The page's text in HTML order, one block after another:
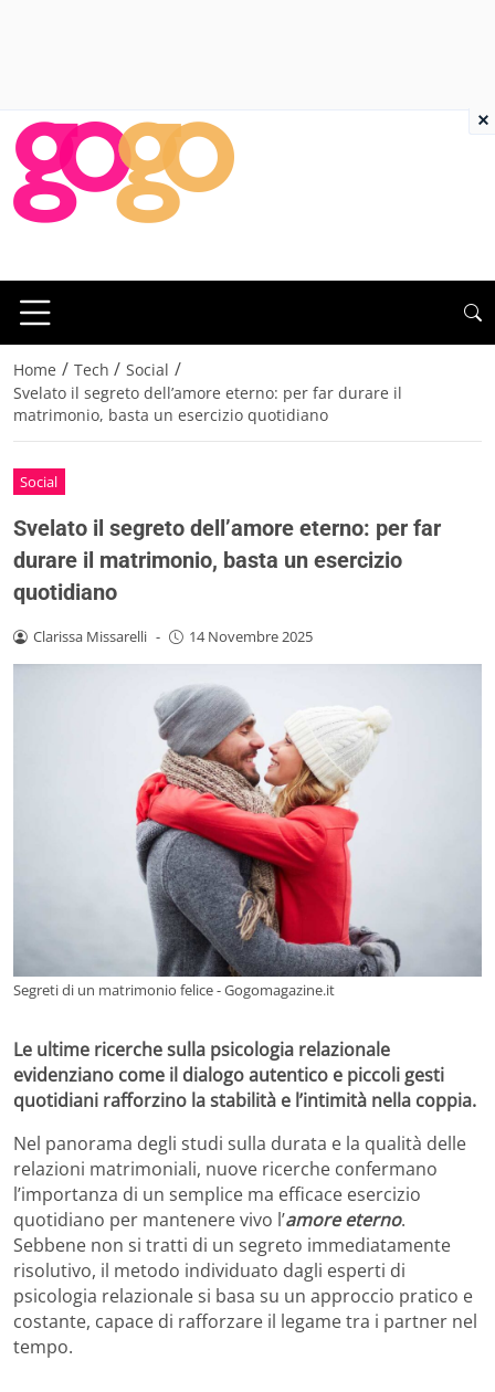
Home / Tech / Social /
Svelato il segreto dell’amore eterno: per far durare il
matrimonio, basta un esercizio quotidiano
Social
Svelato il segreto dell’amore eterno: per far
durare il matrimonio, basta un esercizio
quotidiano
Clarissa Missarelli - 14 Novembre 2025
Segreti di un matrimonio felice - Gogomagazine.it
Le ultime ricerche sulla psicologia relazionale
evidenziano come il dialogo autentico e piccoli gesti
quotidiani rafforzino la stabilità e l’intimità nella coppia.
Nel panorama degli studi sulla durata e la qualità delle
relazioni matrimoniali, nuove ricerche confermano
l’importanza di un semplice ma efficace esercizio
quotidiano per mantenere vivo l’amore eterno.
Sebbene non si tratti di un segreto immediatamente
risolutivo, il metodo individuato dagli esperti di
psicologia relazionale si basa su un approccio pratico e
costante, capace di rafforzare il legame tra i partner nel
tempo.
×